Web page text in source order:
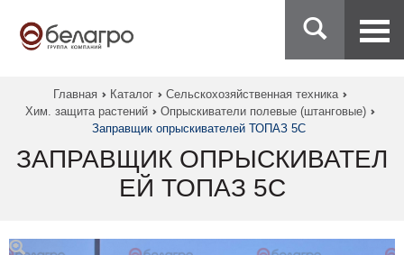
Главная Каталог
Сельскохозяйственная техника
Хим. защита растений
Опрыскиватели полевые (штанговые)
Заправщик опрыскивателей ТОПАЗ 5С
ЗАПРАВЩИК ОПРЫСКИВАТЕЛ
ЕЙ ТОПАЗ 5С